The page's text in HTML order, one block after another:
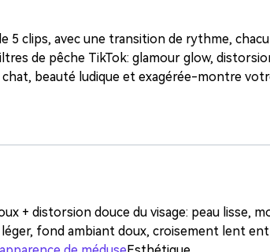
5 clips, avec une transition de rythme,
de pêche TikTok: glamour glow,
chat, beauté ludique et exagérée-montre
+ distorsion douce du visage: peau lisse,
léger, fond ambiant doux, croisement lent